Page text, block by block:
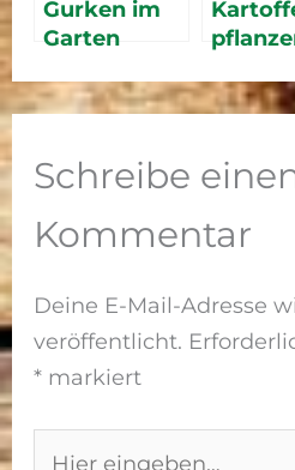
Gurken im
Garten
2026 – Tipps
Gewächsha
Schreibe
Kommentar
Deine E-Mail-Adresse
veröffentlicht.
* markiert